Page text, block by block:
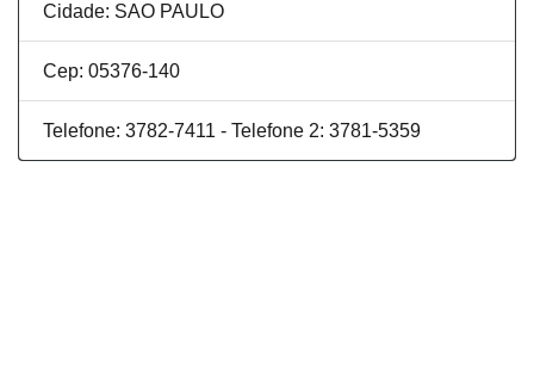
Cidade: SAO PAULO
Cep: 05376-140
Telefone: 3782-7411 - Telefone 2: 3781-5359